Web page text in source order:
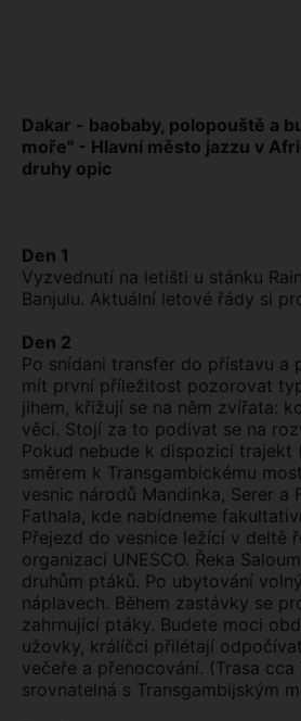
Dakar - baobaby, polopouště a
moře" - Hlavní město jazzu v
druhy opic
Den 1
Vyzvednutí na letišti u stánku
Banjulu. Aktuální letové řády si
Den 2
Po snídani transfer do přístavu a
mít první příležitost pozorovat
jihem, křižují se na něm zvířata:
věcí. Stojí za to podívat se na
Pokud nebude k dispozici
směrem k Transgambickému
vesnic národů Mandinka, Serer a
Fathala, kde nabídneme
Přejezd do vesnice ležící v deltě
organizací UNESCO. Řeka
druhům ptáků. Po ubytování
náplavech. Během zastávky se
zahrnující ptáky. Budete moci
užovky, králíčci přilétají
večeře a přenocování. (Trasa
srovnatelná s Transgambijským